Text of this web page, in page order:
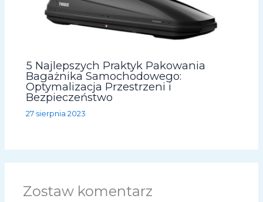
5 Najlepszych Praktyk Pakowania
Bagażnika Samochodowego:
Optymalizacja Przestrzeni i
Bezpieczeństwo
27 sierpnia 2023
Zostaw komentarz